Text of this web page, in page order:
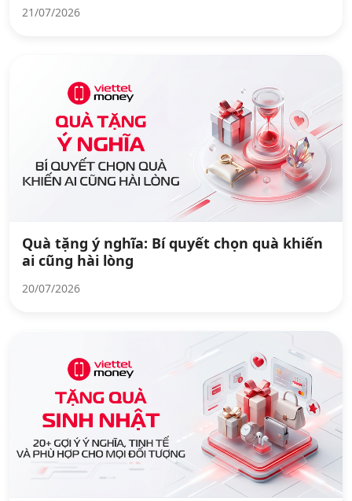
21/07/2026
Quà tặng ý nghĩa: Bí quyết chọn quà khiến
ai cũng hài lòng
20/07/2026